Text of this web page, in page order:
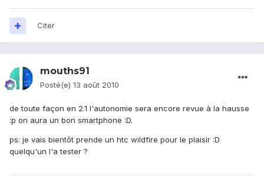
Citer
mouths91
Posté(e) 13 août 2010
de toute façon en 2.1 l'autonomie sera encore revue à la hausse
:p on aura un bon smartphone :D.
ps: je vais bientôt prende un htc wildfire pour le plaisir :D
quelqu'un l'a tester ?